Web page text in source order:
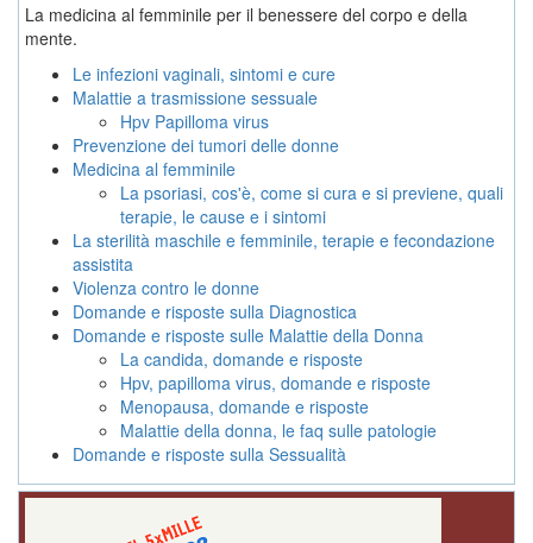
La medicina al femminile per il benessere del corpo e della
mente.
Le infezioni vaginali, sintomi e cure
Malattie a trasmissione sessuale
Hpv Papilloma virus
Prevenzione dei tumori delle donne
Medicina al femminile
La psoriasi, cos'è, come si cura e si previene, quali
terapie, le cause e i sintomi
La sterilità maschile e femminile, terapie e fecondazione
assistita
Violenza contro le donne
Domande e risposte sulla Diagnostica
Domande e risposte sulle Malattie della Donna
La candida, domande e risposte
Hpv, papilloma virus, domande e risposte
Menopausa, domande e risposte
Malattie della donna, le faq sulle patologie
Domande e risposte sulla Sessualità